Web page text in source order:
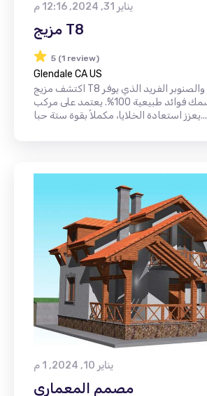
يناير 31, 2024, 12:16 م
مزيج T8
5 (1 review)
Glendale CA US
اكتشف مزيج T8 كوكتيل التوت والصنوبر الفريد الذي يوفر
لجسمك فوائد طبيعية 100%. يعتمد على مركب SibXP، الذي
يعزز استعادة الخلايا، مكملاً بقوة ستة حبا...
يناير 10, 2024, 1 م
مصمم المعماري